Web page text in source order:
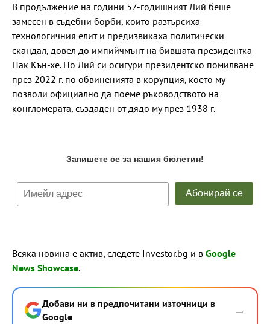
В продължение на години 57-годишният Лий беше
замесен в съдебни борби, които разтърсиха
технологичния елит и предизвикаха политически
скандал, довел до импийчмънт на бившата президентка
Пак Кън-хе. Но Лий си осигури президентско помилване
през 2022 г. по обвиненията в корупция, което му
позволи официално да поеме ръководството на
конгломерата, създаден от дядо му през 1938 г.
Всяка новина е актив, следете Investor.bg и в Google
News Showcase.
Добави ни в предпочитани източници в
Google
→